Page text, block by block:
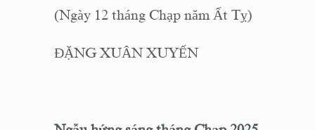
(Ngày 12 tháng Chạp năm Ất Tỵ)
ĐẶNG XUÂN XUYẾN